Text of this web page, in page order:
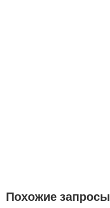
Похожие запросы